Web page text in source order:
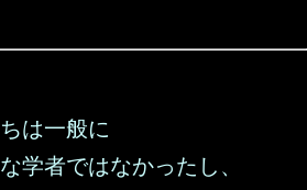
は一般に
学者ではなかったし、